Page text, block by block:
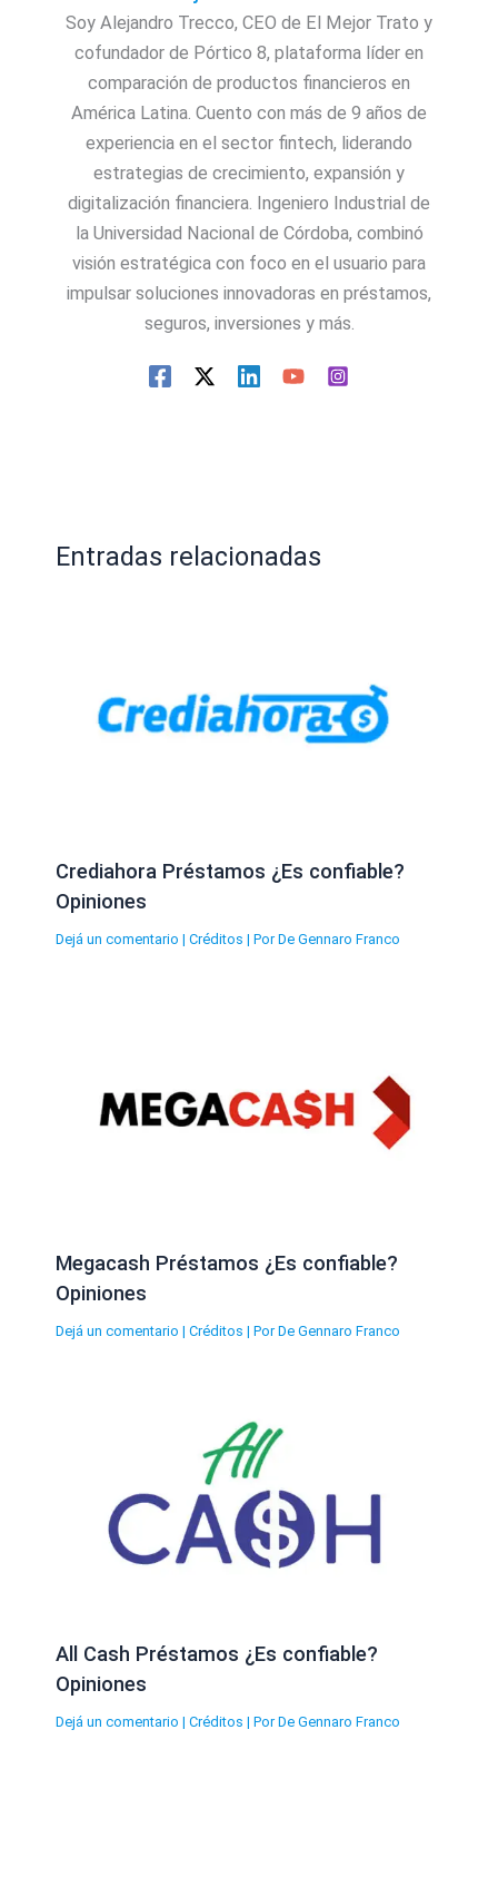
Soy Alejandro Trecco, CEO de El Mejor Trato y
cofundador de Pórtico 8, plataforma líder en
comparación de productos financieros en
América Latina. Cuento con más de 9 años de
experiencia en el sector fintech, liderando
estrategias de crecimiento, expansión y
digitalización financiera. Ingeniero Industrial de
la Universidad Nacional de Córdoba, combinó
visión estratégica con foco en el usuario para
impulsar soluciones innovadoras en préstamos,
seguros, inversiones y más.
Entradas relacionadas
Crediahora Préstamos ¿Es confiable?
Opiniones
Dejá un comentario | Créditos | Por De Gennaro Franco
Megacash Préstamos ¿Es confiable?
Opiniones
Dejá un comentario | Créditos | Por De Gennaro Franco
All Cash Préstamos ¿Es confiable?
Opiniones
Dejá un comentario | Créditos | Por De Gennaro Franco